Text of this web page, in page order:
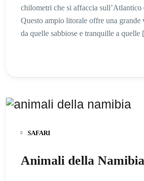
chilometri che si affaccia sull’Atlantico
Questo ampio litorale offre una grande
da quelle sabbiose e tranquille a
SAFARI
Animali della Namibia